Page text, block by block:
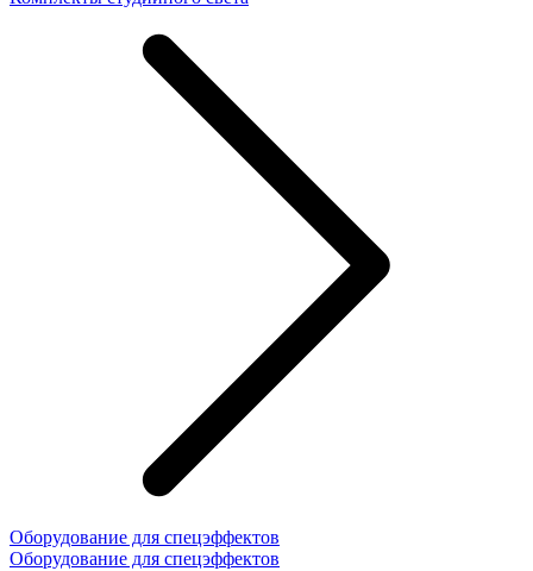
Оборудование для спецэффектов
Оборудование для спецэффектов